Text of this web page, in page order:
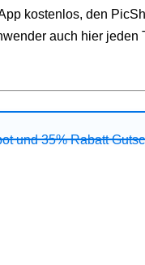
kostenlos, den
auch hier jeden